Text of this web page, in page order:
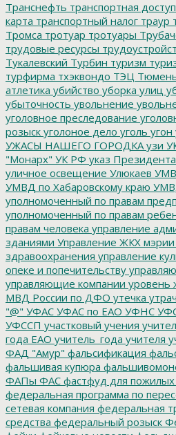
Транснефть транспортная
карта транспортный налог траур
Тромса тротуар тротуары
трудовые ресурсы
Тукалевский Турбин туризм
турфирма тхэквондо ТЭЦ
атлетика убийство уборка улиц
убыточность увольнение
уголовное преследование
розыск уголоное дело уголь угон
УЖАСЫ НАШЕГО ГОРОДКА узи
"Монарх" УК РФ указ Президента
уличное освещение Улюкаев УМВ
УМВД по Хабаровскому краю
уполномоченный по правам
уполномоченный по правам
правам человека управление
зданиями Управление ЖКХ мэрии
здравоохранения управление
опеке и попечительству
управляющие компании уровень
МВД России по ДФО утечка
"@" УФАС УФАС по ЕАО УФНС
УФССП участковый учения
года ЕАО учитель_года учителя
ФАД "Амур" фальсификация
фальшивая купюра
ФАПы ФАС фастфуд для пожилых
федеральная программа по
сетевая компания федеральная
средства федеральный розыск